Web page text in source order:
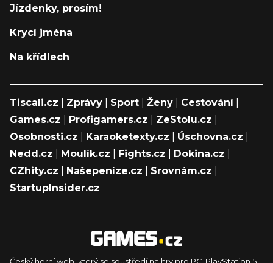
Jízdenky, prosím!
Krycí jména
Na křídlech
Tiscali.cz Zprávy Sport Ženy Cestování|
Games.cz
Profigamers.cz ZeStolu.cz
Osobnosti.cz
Karaoketexty.cz Úschovna.cz
Nedd.cz
Moulík.cz Fights.cz Dokina.cz
CZhity.cz
Našepeníze.cz Srovnám.cz
StartupInsider.cz